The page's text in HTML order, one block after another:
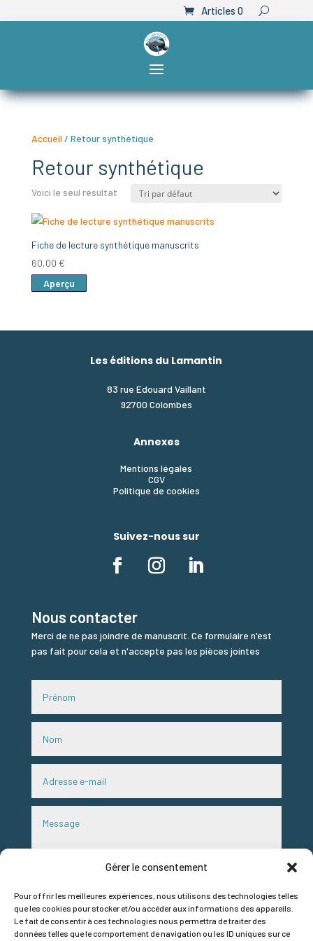
Gérer le consentement
Pour offrir les meilleures expériences, nous utilisons des technologies telles
que les cookies pour stocker et/ou accéder aux informations des appareils.
Le fait de consentir à ces technologies nous permettra de traiter des
données telles que le comportement de navigation ou les ID uniques sur ce
Articles 0
Accueil / Retour synthétique
Retour synthétique
Voici le seul résultat
Fiche de lecture synthétique manuscrits
60,00 €
Aperçu
Les éditions du Lamantin
83 rue Edouard Vaillant
92700 Colombes
Annexes
Mentions légales
CGV
Politique de cookies
Suivez-nous sur
Nous contacter
Merci de ne pas joindre de manuscrit. Ce formulaire n'est
pas fait pour cela et n'accepte pas les pièces jointes
RGPD